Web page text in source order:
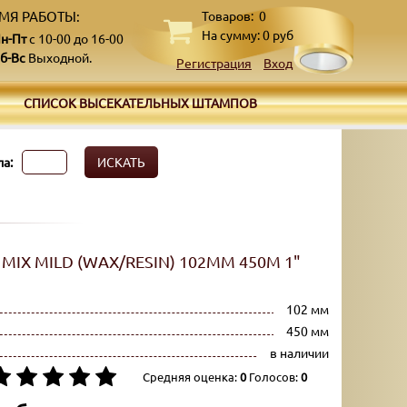
РАБОТЫ:
Птс 10-00 до 16-00
Вс Выходной.
Товаров:0
На сумму:0 руб
Регистрация
Вход
СПИСОК ВЫСЕКАТЕЛЬНЫХ ШТАМПОВ
ИСКАТЬ
MILD (WAX/RESIN) 102ММ 450М 1"
102 мм
450 мм
в наличии
Средняя оценка:0Голосов:0